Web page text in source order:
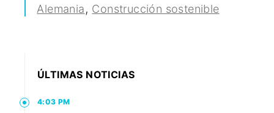
Alemania, Construcción sostenible
ÚLTIMAS NOTICIAS
4:03 PM